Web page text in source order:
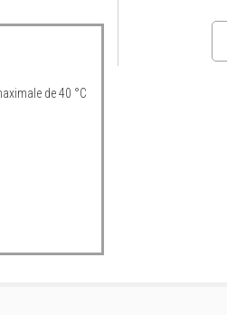
de 40 °C